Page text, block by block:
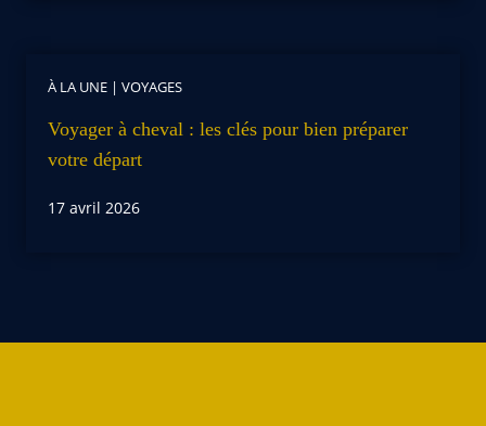
À LA UNE | VOYAGES
Voyager à cheval : les clés pour bien préparer
votre départ
17 avril 2026